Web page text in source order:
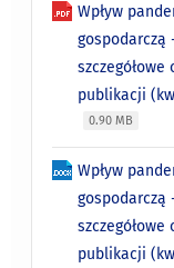
Wpływ
gospodarczą
publikacji
0.90 MB
Wpływ
gospodarczą
publikacji